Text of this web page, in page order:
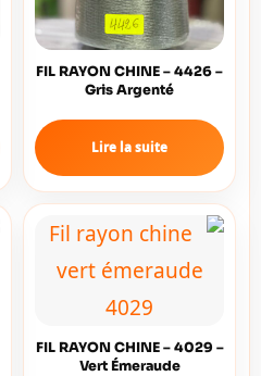
FIL RAYON CHINE – 4426 –
Gris Argenté
Lire la suite
FIL RAYON CHINE – 4029 –
Vert Émeraude